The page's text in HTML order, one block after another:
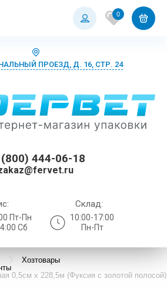
0
ПРОЕЗД, Д. 16, СТР. 24
444-06-18
Пт-Пн
Сб
Склад:
10:00-17:00
Пн-Пт
Хозтовары
0,5см х 228,5м (Фуксия с золотой полосой)